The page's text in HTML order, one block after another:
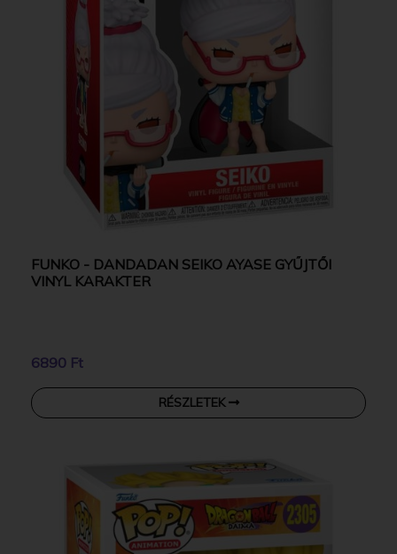
FUNKO - DANDADAN SEIKO AYASE GYŰJTŐI
VINYL KARAKTER
6890 Ft
RÉSZLETEK